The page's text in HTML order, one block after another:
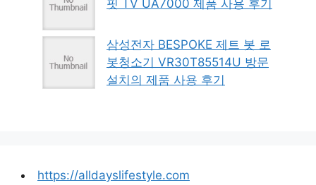
핏 TV UA7000 제품 사용 후기
삼성전자 BESPOKE 제트 봇 로
봇청소기 VR30T85514U 방문
설치의 제품 사용 후기
https://alldayslifestyle.com